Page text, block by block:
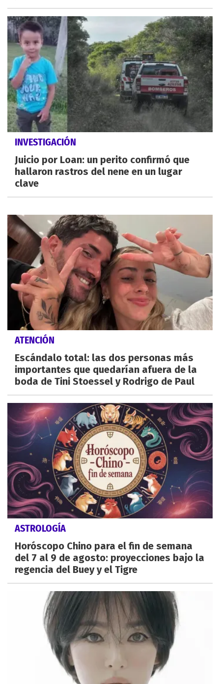
INVESTIGACIÓN
Juicio por Loan: un perito confirmó que
hallaron rastros del nene en un lugar
clave
ATENCIÓN
Escándalo total: las dos personas más
importantes que quedarían afuera de la
boda de Tini Stoessel y Rodrigo de Paul
ASTROLOGÍA
Horóscopo Chino para el fin de semana
del 7 al 9 de agosto: proyecciones bajo la
regencia del Buey y el Tigre